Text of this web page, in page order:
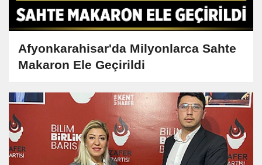
Afyonkarahisar'da Milyonlarca Sahte
Makaron Ele Geçirildi